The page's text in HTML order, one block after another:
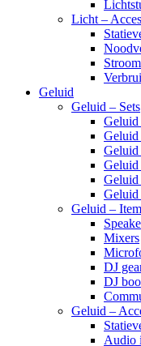
Licht –
Geluid
Geluid – Sets
Geluid
Geluid
Geluid
Geluid
Geluid
Geluid –
Mixers
DJ
DJ
Geluid –
Audio